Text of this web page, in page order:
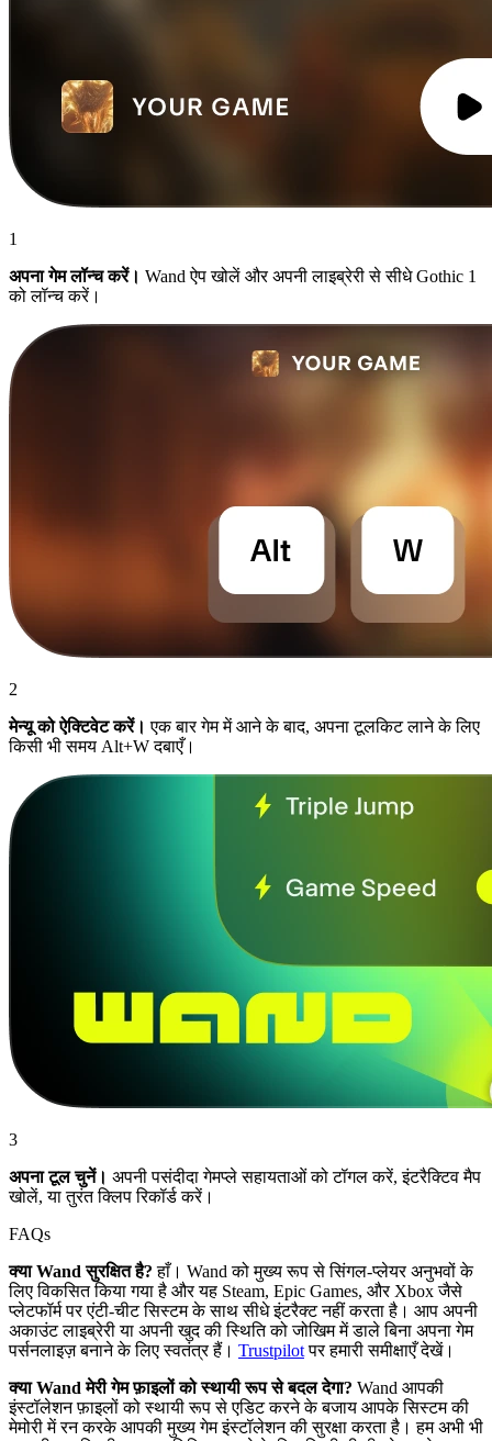
1
अपना गेम लॉन्च करें। Wand ऐप खोलें और अपनी लाइब्रेरी से सीधे Gothic 1
को लॉन्च करें।
2
मेन्यू को ऐक्टिवेट करें। एक बार गेम में आने के बाद, अपना टूलकिट लाने के लिए
किसी भी समय Alt+W दबाएँ।
3
अपना टूल चुनें। अपनी पसंदीदा गेमप्ले सहायताओं को टॉगल करें, इंटरैक्टिव मैप
खोलें, या तुरंत क्लिप रिकॉर्ड करें।
FAQs
क्या Wand सुरक्षित है? हाँ। Wand को मुख्य रूप से सिंगल-प्लेयर अनुभवों के
लिए विकसित किया गया है और यह Steam, Epic Games, और Xbox जैसे
प्लेटफॉर्म पर एंटी-चीट सिस्टम के साथ सीधे इंटरैक्ट नहीं करता है। आप अपनी
अकाउंट लाइब्रेरी या अपनी खुद की स्थिति को जोखिम में डाले बिना अपना गेम
पर्सनलाइज़ बनाने के लिए स्वतंत्र हैं। Trustpilotपर हमारी समीक्षाएँ देखें।
क्या Wand मेरी गेम फ़ाइलों को स्थायी रूप से बदल देगा? Wand आपकी
इंस्टॉलेशन फ़ाइलों को स्थायी रूप से एडिट करने के बजाय आपके सिस्टम की
मेमोरी में रन करके आपकी मुख्य गेम इंस्टॉलेशन की सुरक्षा करता है। हम अभी भी